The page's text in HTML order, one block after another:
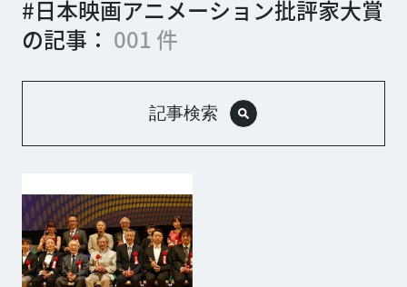
#日本映画アニメーション批評家大賞
の記事： 001 件
記事検索